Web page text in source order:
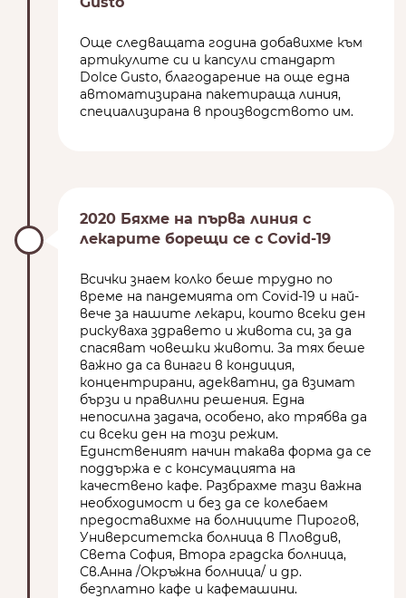
Още следващата година добавихме към
артикулите си и капсули стандарт
Dolce Gusto, благодарение на още една
автоматизирана пакетираща линия,
специализирана в производството им.
2020 Бяхме на първа линия с
лекарите борещи се с Covid-19
Всички знаем колко беше трудно по
време на пандемията от Covid-19 и най-
вече за нашите лекари, които всеки ден
рискуваха здравето и живота си, за да
спасяват човешки животи. За тях беше
важно да са винаги в кондиция,
концентрирани, адекватни, да взимат
бързи и правилни решения. Една
непосилна задача, особено, ако трябва да
си всеки ден на този режим.
Единственият начин такава форма да се
поддържа е с консумацията на
качествено кафе. Разбрахме тази важна
необходимост и без да се колебаем
предоставихме на болниците Пирогов,
Университетска болница в Пловдив,
Света София, Втора градска болница,
Св.Анна /Окръжна болница/ и др.
безплатно кафе и кафемашини.